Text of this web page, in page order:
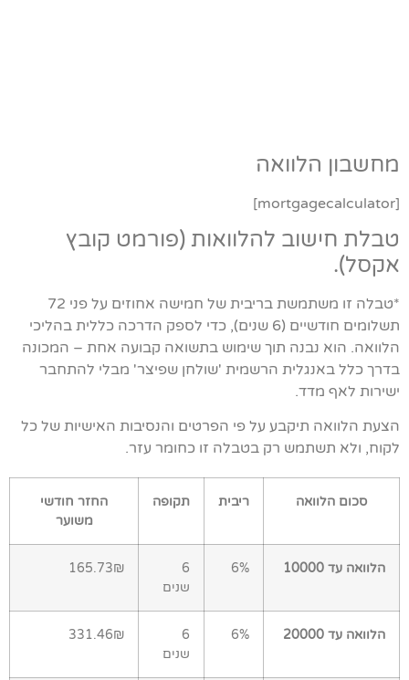
מחשבון הלוואה
[mortgagecalculator]
טבלת חישוב להלוואות (פורמט קובץ
אקסל).
*טבלה זו משתמשת בריבית של חמישה אחוזים על פני 72
תשלומים חודשיים (6 שנים), כדי לספק הדרכה כללית בהליכי
הלוואה. הוא נבנה תוך שימוש בתשואה קבועה אחת – המכונה
בדרך כלל באנגלית הרשמית 'שולחן שפיצר' מבלי להתחבר
ישירות לאף מדד.
הצעת הלוואה תיקבע על פי הפרטים והנסיבות האישיות של כל
לקוח, ולא תשתמש רק בטבלה זו כחומר עזר.
סכום הלוואה ריבית תקופה
החזר חודשי
משוער
הלוואה עד 10000 6%
6
שנים
165.73₪
הלוואה עד 20000 6%
6
שנים
331.46₪